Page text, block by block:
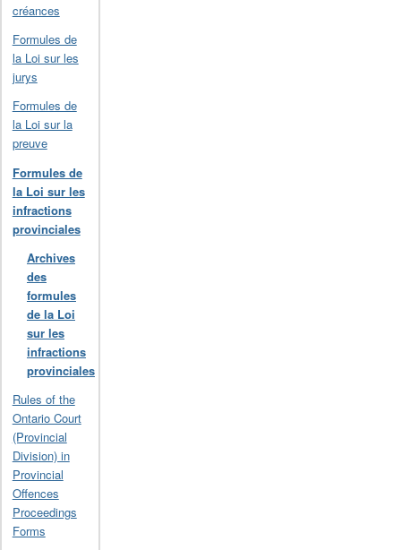
créances
Formules de
la Loi sur les
jurys
Formules de
la Loi sur la
preuve
Formules de
la Loi sur les
infractions
provinciales
Archives
des
formules
de la Loi
sur les
infractions
provinciales
Rules of the
Ontario Court
(Provincial
Division) in
Provincial
Offences
Proceedings
Forms